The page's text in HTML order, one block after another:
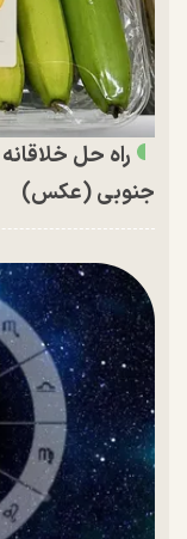
راه حل
جنوبی (عکس)